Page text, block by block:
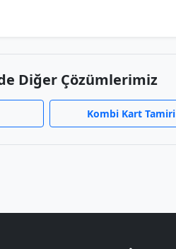
Diğer Çözümlerimiz
Kombi Kart Tamiri